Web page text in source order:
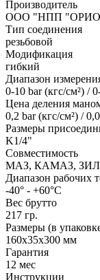
Производитель
ООО "НПП
Тип соединения
резьбовой
Модификация
гибкий
Диапазон
0-10 bar (кгc/см²) /
Цена деления
0,2 bar (кгс/см²) /
Размеры
K1/4"
Совместимость
МАЗ, КАМАЗ,
Диапазон рабочих
-40° - +60°С
Вес брутто
217 гр.
Размеры (в
160х35х300 мм
Гарантия
12 мес
Инструкции